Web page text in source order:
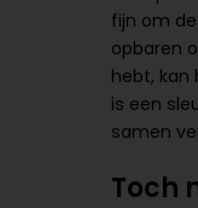
fijn om
opbaren
hebt, kan
is een
samen
Toch